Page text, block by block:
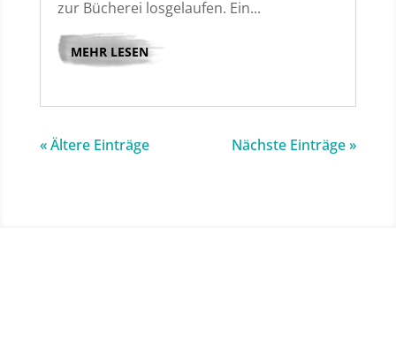
zur Bücherei losgelaufen. Ein...
MEHR LESEN
« Ältere Einträge Nächste Einträge »